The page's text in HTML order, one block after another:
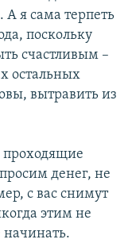
я сама терпеть
поскольку
счастливым –
остальных
вытравить из
проходящие
денег, не
с вас снимут
этим не
начинать.